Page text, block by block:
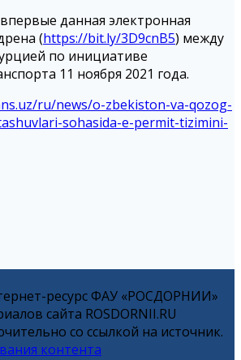
данная электронная
(https://bit.ly/3D9cnB5) между
по инициативе
11 ноября 2021 года.
ru/news/o-zbekiston-va-qozog-
sohasida-e-permit-tizimini-
ресурс ФАУ «РОСДОРНИИ»
сайта ROSDORNII.RU
со ссылкой на источник.
контента